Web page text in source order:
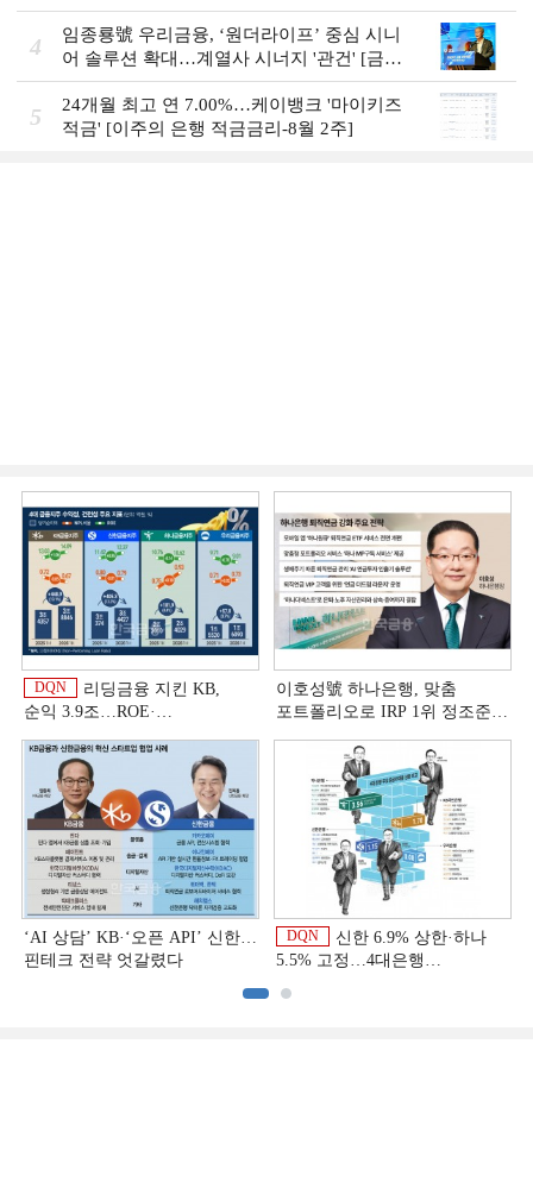
Review]
4
임종룡號 우리금융, ‘원더라이프’ 중심 시니
어 솔루션 확대…계열사 시너지 '관건' [금융
시니어 비즈니스 돋보기]
5
24개월 최고 연 7.00%…케이뱅크 '마이키즈
적금' [이주의 은행 적금금리-8월 2주]
DQN
리딩금융 지킨 KB,
순익 3.9조…ROE·
상반기 금융 리그테이블]
이호성號 하나은행, 맞춤
포트폴리오로 IRP 1위 정조준
‘AI 상담’ KB·‘오픈 API’ 신한…
핀테크 전략 엇갈렸다
DQN
신한 6.9% 상한·하나
5.5% 고정…4대은행